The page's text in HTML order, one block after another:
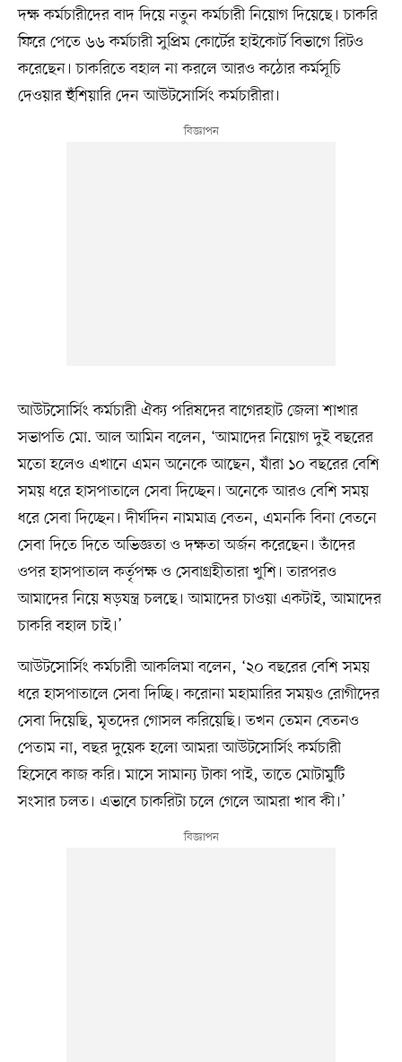
দক্ষ কর্মচারীদের বাদ দিয়ে নতুন কর্মচারী নিয়োগ দিয়েছে। চাকরি
ফিরে পেতে ৬৬ কর্মচারী সুপ্রিম কোর্টের হাইকোর্ট বিভাগে রিটও
করেছেন। চাকরিতে বহাল না করলে আরও কঠোর কর্মসূচি
দেওয়ার হুঁশিয়ারি দেন আউটসোর্সিং কর্মচারীরা।
আউটসোর্সিং কর্মচারী ঐক্য পরিষদের বাগেরহাট জেলা শাখার
সভাপতি মো. আল আমিন বলেন, ‘আমাদের নিয়োগ দুই বছরের
মতো হলেও এখানে এমন অনেকে আছেন, যাঁরা ১০ বছরের বেশি
সময় ধরে হাসপাতালে সেবা দিচ্ছেন। অনেকে আরও বেশি সময়
ধরে সেবা দিচ্ছেন। দীর্ঘদিন নামমাত্র বেতন, এমনকি বিনা বেতনে
সেবা দিতে দিতে অভিজ্ঞতা ও দক্ষতা অর্জন করেছেন। তাঁদের
ওপর হাসপাতাল কর্তৃপক্ষ ও সেবাগ্রহীতারা খুশি। তারপরও
আমাদের নিয়ে ষড়যন্ত্র চলছে। আমাদের চাওয়া একটাই, আমাদের
চাকরি বহাল চাই।’
আউটসোর্সিং কর্মচারী আকলিমা বলেন, ‘২০ বছরের বেশি সময়
ধরে হাসপাতালে সেবা দিচ্ছি। করোনা মহামারির সময়ও রোগীদের
সেবা দিয়েছি, মৃতদের গোসল করিয়েছি। তখন তেমন বেতনও
পেতাম না, বছর দুয়েক হলো আমরা আউটসোর্সিং কর্মচারী
হিসেবে কাজ করি। মাসে সামান্য টাকা পাই, তাতে মোটামুটি
সংসার চলত। এভাবে চাকরিটা চলে গেলে আমরা খাব কী।’